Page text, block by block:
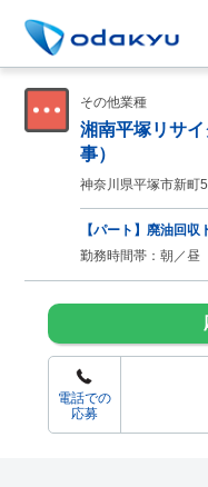
その他業種
湘南平塚リサ
事）
神奈川県平塚市新町
【パート】廃油回収
勤務時間帯：朝／昼
電話での
応募